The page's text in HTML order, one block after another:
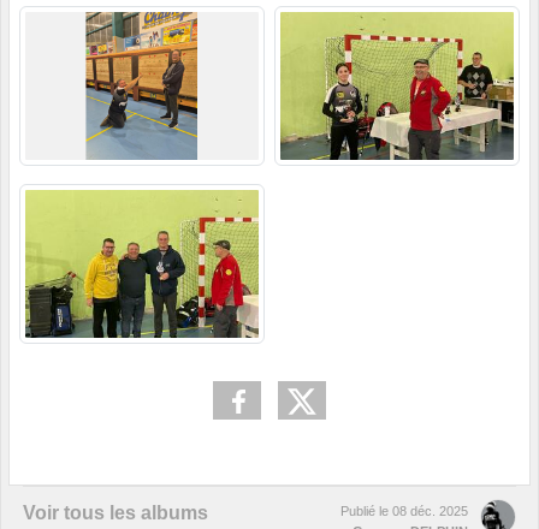
Voir tous les albums Publié le 08 déc. 2025